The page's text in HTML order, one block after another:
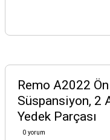
Remo A2022
Süspansiyon, 2
Yedek Parçası
0 yorum